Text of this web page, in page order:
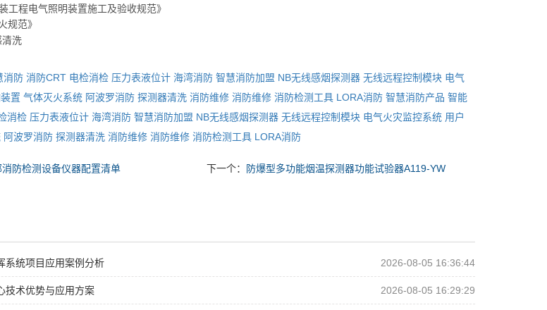
工程电气照明装置施工及验收规范》
规范》
消防 消防CRT 电检消检 压力表液位计 海湾消防 智慧消防加盟 NB无线感烟探测器 无线远程控制模块 电气
置 气体灭火系统 阿波罗消防 探测器清洗 消防维修 消防维修 消防检测工具 LORA消防 智慧消防产品 智能
消检 压力表液位计 海湾消防 智慧消防加盟 NB无线感烟探测器 无线远程控制模块 电气火灾监控系统 用户
阿波罗消防 探测器清洗 消防维修 消防维修 消防检测工具 LORA消防
消防检测设备仪器配置清单 下一个： 防爆型多功能烟温探测器功能试验器A119-YW
系统项目应用案例分析 2026-08-05 16:36:44
技术优势与应用方案 2026-08-05 16:29:29